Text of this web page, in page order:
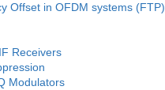
Offset in OFDM systems (FTP)
Receivers
Modulators